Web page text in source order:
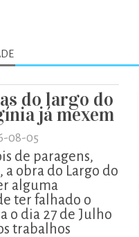
do largo do
já mexem
08-05
de paragens,
a obra do Largo do
alguma
ter falhado o
o dia 27 de Julho
trabalhos